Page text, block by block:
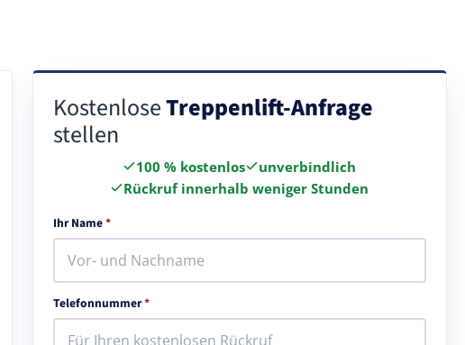
KostenloseTreppenlift-Anfrage
stellen
100 % kostenlos
unverbindlich
Rückruf innerhalb weniger Stunden
Ihr Name*
Telefonnummer*